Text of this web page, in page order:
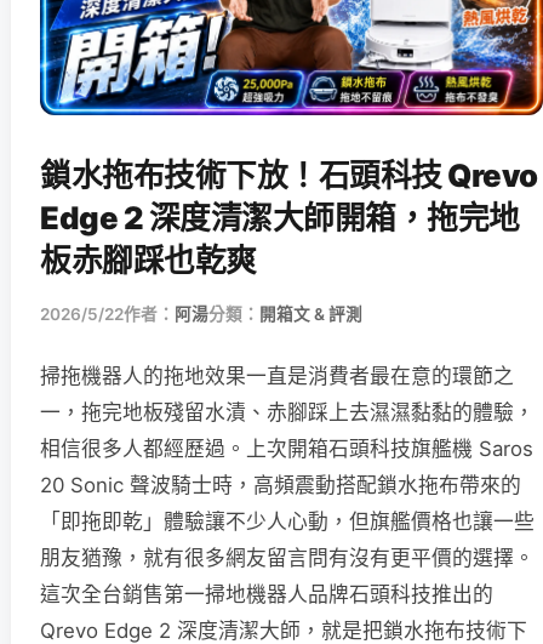
鎖水拖布技術下放！石頭科技 Qrevo
Edge 2 深度清潔大師開箱，拖完地
板赤腳踩也乾爽
2026/5/22作者： 阿湯分類： 開箱文 & 評測
掃拖機器人的拖地效果一直是消費者最在意的環節之
一，拖完地板殘留水漬、赤腳踩上去濕濕黏黏的體驗，
相信很多人都經歷過。上次開箱石頭科技旗艦機 Saros
20 Sonic 聲波騎士時，高頻震動搭配鎖水拖布帶來的
「即拖即乾」體驗讓不少人心動，但旗艦價格也讓一些
朋友猶豫，就有很多網友留言問有沒有更平價的選擇。
這次全台銷售第一掃地機器人品牌石頭科技推出的
Qrevo Edge 2 深度清潔大師，就是把鎖水拖布技術下